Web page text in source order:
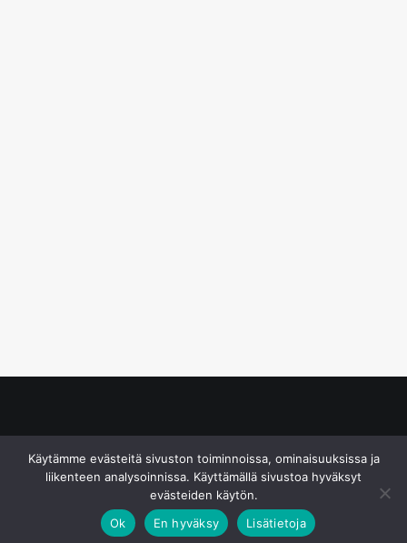
Käytämme evästeitä sivuston toiminnoissa, ominaisuuksissa ja
liikenteen analysoinnissa. Käyttämällä sivustoa hyväksyt
evästeiden käytön.
Ok
En hyväksy Lisätietoja